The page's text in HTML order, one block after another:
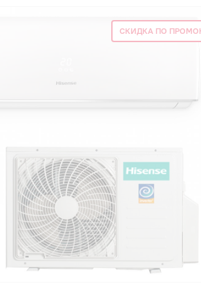
СКИДКА ПО